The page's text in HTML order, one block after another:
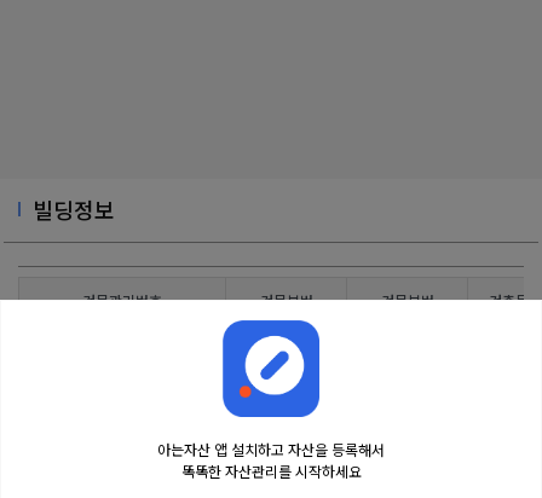
빌딩정보
건물관리번호 건물본번 건물부번 건축물
11
아는자산 앱 설치하고 자산을 등록해서
똑똑한 자산관리를 시작하세요